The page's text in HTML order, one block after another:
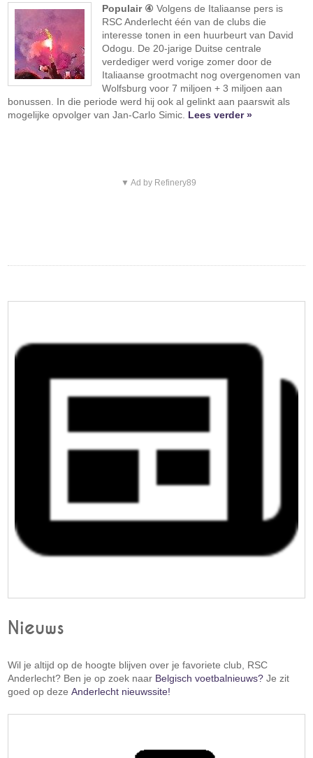
Populair ④ Volgens de Italiaanse pers is
RSC Anderlecht één van de clubs die
interesse tonen in een huurbeurt van David
Odogu. De 20-jarige Duitse centrale
verdediger werd vorige zomer door de
Italiaanse grootmacht nog overgenomen van
Wolfsburg voor 7 miljoen + 3 miljoen aan
bonussen. In die periode werd hij ook al gelinkt aan paarswit als
mogelijke opvolger van Jan-Carlo Simic. Lees verder »
▼ Ad by Refinery89
Nieuws
Wil je altijd op de hoogte blijven over je favoriete club, RSC
Anderlecht? Ben je op zoek naar Belgisch voetbalnieuws? Je zit
goed op dezeAnderlecht nieuwssite!